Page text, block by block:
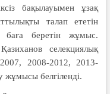
бақылауымен ұзақ
талап ететін
баға беретін жұмыс.
селекциялық
2008-2012, 2013-
белгіленді.